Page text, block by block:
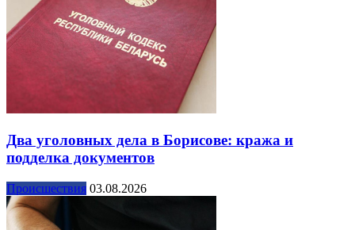
Два уголовных дела в Борисове: кража и
подделка документов
Происшествия 03.08.2026